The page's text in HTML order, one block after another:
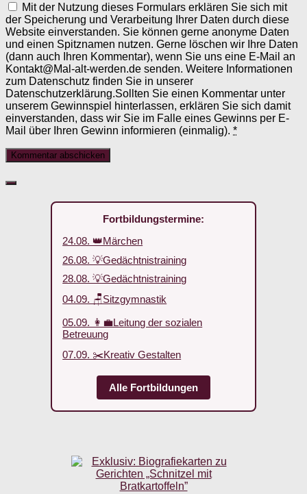
Mit der Nutzung dieses Formulars erklären Sie sich mit
der Speicherung und Verarbeitung Ihrer Daten durch diese
Website einverstanden. Sie können gerne anonyme Daten
und einen Spitznamen nutzen. Gerne löschen wir Ihre Daten
(dann auch Ihren Kommentar), wenn Sie uns eine E-Mail an
Kontakt@Mal-alt-werden.de senden. Weitere Informationen
zum Datenschutz finden Sie in unserer
Datenschutzerklärung.Sollten Sie einen Kommentar unter
unserem Gewinnspiel hinterlassen, erklären Sie sich damit
einverstanden, dass wir Sie im Falle eines Gewinns per E-
Mail über Ihren Gewinn informieren (einmalig). *
Fortbildungstermine:
24.08. 👑Märchen
26.08. 💡Gedächtnistraining
28.08. 💡Gedächtnistraining
04.09. 🪑Sitzgymnastik
05.09. 👩‍💼Leitung der sozialen
Betreuung
07.09. ✂️Kreativ Gestalten
Alle Fortbildungen